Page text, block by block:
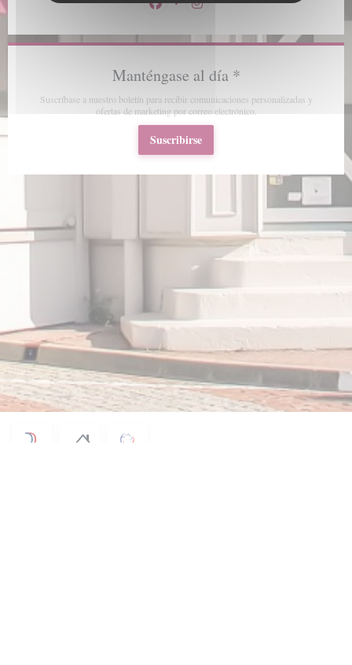
Facebook ((abre en una nueva ventana))
Instagram ((abre en una nueva
Manténgase al día *
Suscríbase a nuestro boletín para recibir comunicaciones personalizadas y
ofertas de marketing por correo electrónico.
Suscribirse